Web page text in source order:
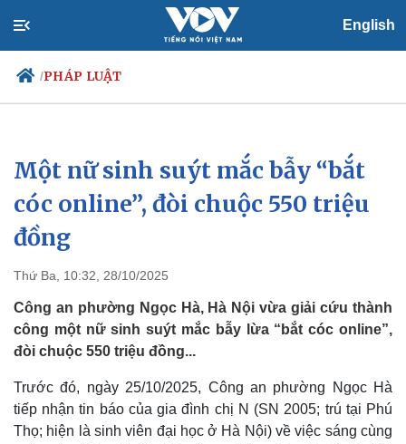
English
/PHÁP LUẬT
Chính trị
Đảng
Tổ chức nhân sự
Quốc hội
Nhận diện sự thật
Xã hội
Tin 24h
Dự báo thời tiết
Một nữ sinh suýt mắc bẫy “bắt
cóc online”, đòi chuộc 550 triệu
đồng
Thứ Ba, 10:32, 28/10/2025
Công an phường Ngọc Hà, Hà Nội vừa giải cứu thành
công một nữ sinh suýt mắc bẫy lừa “bắt cóc online”,
đòi chuộc 550 triệu đồng...
Trước đó, ngày 25/10/2025, Công an phường Ngọc Hà
tiếp nhận tin báo của gia đình chị N (SN 2005; trú tại Phú
Thọ; hiện là sinh viên đại học ở Hà Nội) về việc sáng cùng